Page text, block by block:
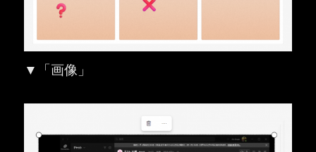
▼「画像」